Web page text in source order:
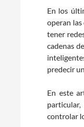
En los
operan
tener
cadenas
predecir
En este
controlar